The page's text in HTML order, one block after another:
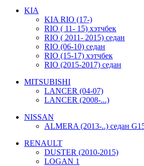
KIA
KIA RIO (17-)
RIO ( 11- 15) хэтчбек
RIO ( 2011- 2015) седан
RIO (06-10) седан
RIO (15-17) хэтчбек
RIO (2015-2017) седан
MITSUBISHI
LANCER (04-07)
LANCER (2008-...)
NISSAN
ALMERA (2013-..) седан
RENAULT
DUSTER (2010-2015)
LOGAN 1